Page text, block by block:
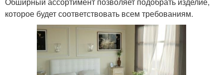
которое будет соответствовать всем требованиям.